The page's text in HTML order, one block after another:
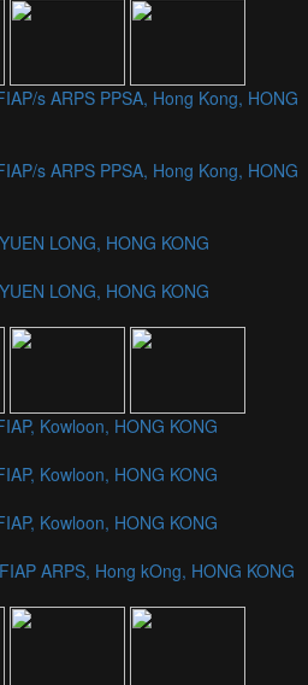
s ARPS PPSA, Hong Kong, HONG
s ARPS PPSA, Hong Kong, HONG
LONG, HONG KONG
LONG, HONG KONG
Kowloon, HONG KONG
Kowloon, HONG KONG
Kowloon, HONG KONG
ARPS, Hong kOng, HONG KONG